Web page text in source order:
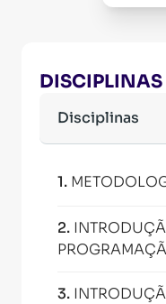
DISCIPLINAS
Disciplinas
1.
2.
3.